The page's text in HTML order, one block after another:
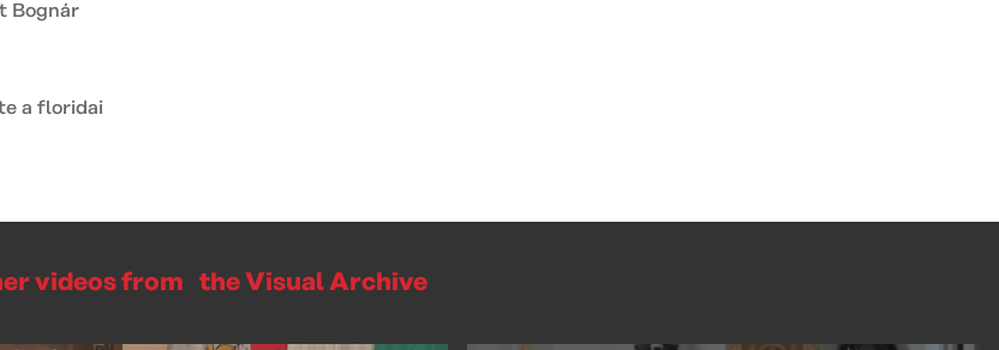
Bognár
a floridai
videos from the Visual Archive